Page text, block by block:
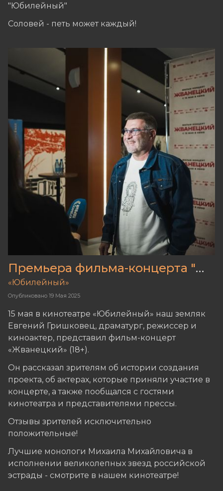
"Юбилейный"
Соловей - петь может каждый!
Премьера фильма-концерта "Жванецкий"
Опубликовано 19 Мая 2025
«Юбилейный»
15 мая в кинотеатре «Юбилейный» наш земляк
Евгений Гришковец, драматург, режиссер и
киноактер, представил фильм-концерт
«Жванецкий» (18+).
Он рассказал зрителям об истории создания
проекта, об актерах, которые приняли участие в
концерте, а также пообщался с гостями
кинотеатра и представителями прессы.
Отзывы зрителей исключительно
положительные!
Лучшие монологи Михаила Михайловича в
исполнении великолепных звезд российской
эстрады - смотрите в нашем кинотеатре!